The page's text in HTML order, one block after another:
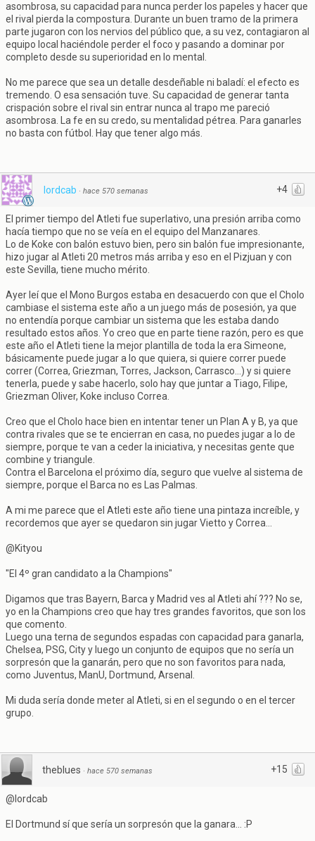
asombrosa, su capacidad para nunca perder los papeles y hacer que
el rival pierda la compostura. Durante un buen tramo de la primera
parte jugaron con los nervios del público que, a su vez, contagiaron al
equipo local haciéndole perder el foco y pasando a dominar por
completo desde su superioridad en lo mental.
No me parece que sea un detalle desdeñable ni baladí: el efecto es
tremendo. O esa sensación tuve. Su capacidad de generar tanta
crispación sobre el rival sin entrar nunca al trapo me pareció
asombrosa. La fe en su credo, su mentalidad pétrea. Para ganarles
no basta con fútbol. Hay que tener algo más.
+4
lordcab · hace 570 semanas
El primer tiempo del Atleti fue superlativo, una presión arriba como
hacía tiempo que no se veía en el equipo del Manzanares.
Lo de Koke con balón estuvo bien, pero sin balón fue impresionante,
hizo jugar al Atleti 20 metros más arriba y eso en el Pizjuan y con
este Sevilla, tiene mucho mérito.
Ayer leí que el Mono Burgos estaba en desacuerdo con que el Cholo
cambiase el sistema este año a un juego más de posesión, ya que
no entendía porque cambiar un sistema que les estaba dando
resultado estos años. Yo creo que en parte tiene razón, pero es que
este año el Atleti tiene la mejor plantilla de toda la era Simeone,
básicamente puede jugar a lo que quiera, si quiere correr puede
correr (Correa, Griezman, Torres, Jackson, Carrasco...) y si quiere
tenerla, puede y sabe hacerlo, solo hay que juntar a Tiago, Filipe,
Griezman Oliver, Koke incluso Correa.
Creo que el Cholo hace bien en intentar tener un Plan A y B, ya que
contra rivales que se te encierran en casa, no puedes jugar a lo de
siempre, porque te van a ceder la iniciativa, y necesitas gente que
combine y triangule.
Contra el Barcelona el próximo día, seguro que vuelve al sistema de
siempre, porque el Barca no es Las Palmas.
A mi me parece que el Atleti este año tiene una pintaza increíble, y
recordemos que ayer se quedaron sin jugar Vietto y Correa...
@Kityou
"El 4º gran candidato a la Champions"
Digamos que tras Bayern, Barca y Madrid ves al Atleti ahí ??? No se,
yo en la Champions creo que hay tres grandes favoritos, que son los
que comento.
Luego una terna de segundos espadas con capacidad para ganarla,
Chelsea, PSG, City y luego un conjunto de equipos que no sería un
sorpresón que la ganarán, pero que no son favoritos para nada,
como Juventus, ManU, Dortmund, Arsenal.
Mi duda sería donde meter al Atleti, si en el segundo o en el tercer
grupo.
+15
theblues · hace 570 semanas
@lordcab
El Dortmund sí que sería un sorpresón que la ganara... :P